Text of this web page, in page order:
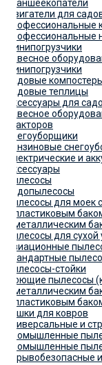
Траншеекопатели
Двигатели для
Профессиональные
Профессиональные
Минипогрузчики
Навесное
Минипогрузчики
Садовые
Садовые теплицы
Аксессуары для
Навесное
тракторов
Снегоуборщики
Бензиновые
Электрические и
Аксессуары
Пылесосы
Водопылесосы
Пылесосы для моек
С пластиковым
С металлическим
Пылесосы для сухой
Авиационные
Стандартные
Пылесосы-стойки
Моющие пылесосы
С металлическим
С пластиковым
Сушки для ковров
Универсальные и
Промышленные
Промышленные
Взрывобезопасные